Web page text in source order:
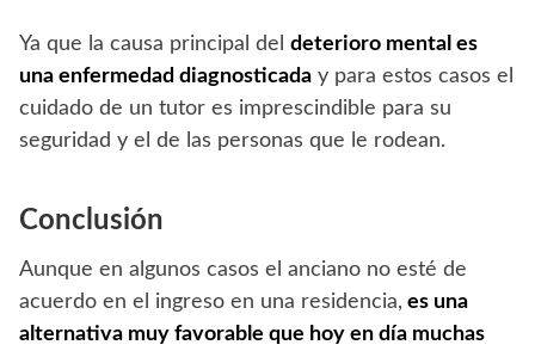
Ya que la causa principal del deterioro mental es
una enfermedad diagnosticada y para estos casos el
cuidado de un tutor es imprescindible para su
seguridad y el de las personas que le rodean.
Conclusión
Aunque en algunos casos el anciano no esté de
acuerdo en el ingreso en una residencia, es una
alternativa muy favorable que hoy en día muchas